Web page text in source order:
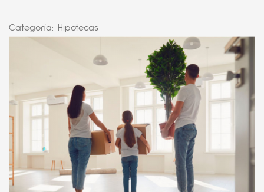
Categoría: Hipotecas